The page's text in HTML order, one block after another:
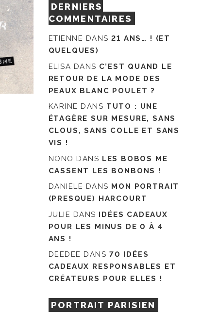
DERNIERS
COMMENTAIRES
ETIENNE DANS21 ANS… ! (ET
QUELQUES)
ELISA DANS C’EST QUAND LE
RETOUR DE LA MODE DES
PEAUX BLANC POULET ?
KARINE DANS TUTO : UNE
ÉTAGÈRE SUR MESURE, SANS
CLOUS, SANS COLLE ET SANS
VIS !
NONO DANS LES BOBOS ME
CASSENT LES BONBONS !
DANIELE DANS MON PORTRAIT
(PRESQUE) HARCOURT
JULIE DANS IDÉES CADEAUX
POUR LES MINUS DE 0 À 4
ANS !
DEEDEE DANS 70 IDÉES
CADEAUX RESPONSABLES ET
CRÉATEURS POUR ELLES !
PORTRAIT PARISIEN